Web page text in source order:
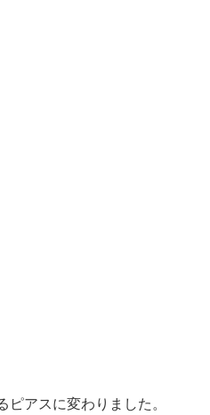
アスに変わりました。